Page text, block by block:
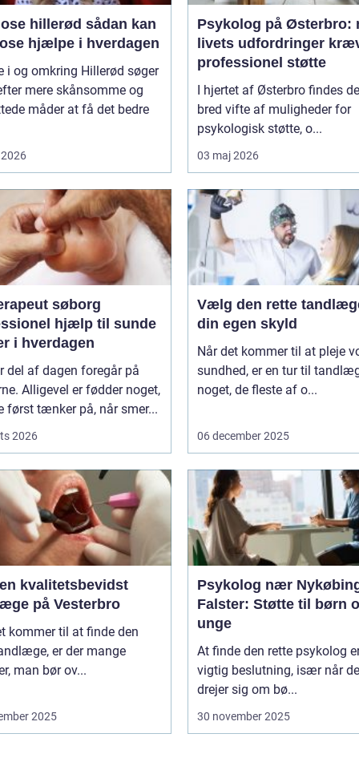
hillerød sådan kan
hjælpe i hverdagen
i og omkring Hillerød søger
mere skånsomme og
måder at få det bedre
Psykolog på Østerbro:
livets udfordringer
professionel støtte
I hjertet af Østerbro findes
bred vifte af muligheder for
psykologisk støtte, o...
03 maj 2026
søborg
hjælp til sunde
i hverdagen
del af dagen foregår på
Alligevel er fødder noget,
først tænker på, når smer...
2026
Vælg den rette
din egen skyld
Når det kommer til at pleje
sundhed, er en tur til
noget, de fleste af o...
06 december 2025
kvalitetsbevidst
på Vesterbro
kommer til at finde den
er der mange
man bør ov...
2025
Psykolog nær
Falster: Støtte til børn
unge
At finde den rette psykolog
vigtig beslutning, især når
drejer sig om bø...
30 november 2025